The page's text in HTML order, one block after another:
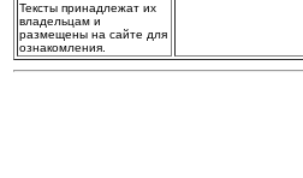
Тексты принадлежат их
владельцам и
размещены на сайте для
ознакомления.